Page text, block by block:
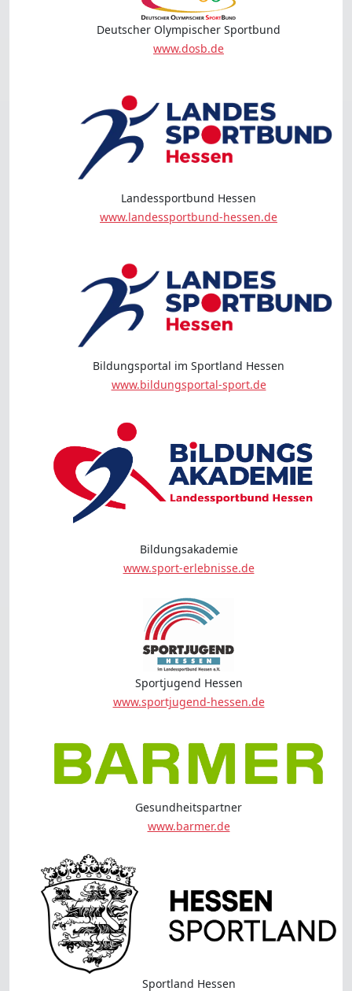
Deutscher Olympischer Sportbund
www.dosb.de
Landessportbund Hessen
www.landessportbund-hessen.de
Bildungsportal im Sportland Hessen
www.bildungsportal-sport.de
Bildungsakademie
www.sport-erlebnisse.de
Sportjugend Hessen
www.sportjugend-hessen.de
Gesundheitspartner
www.barmer.de
Sportland Hessen